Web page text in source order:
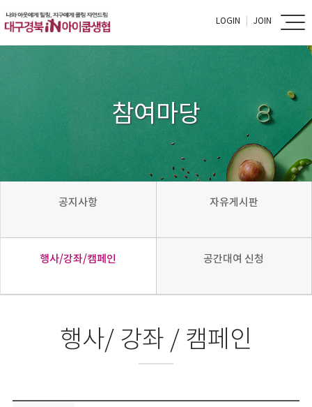
LOGIN JOIN
참여마당
공지사항 자유게시판
행사/강좌/캠페인 공간대여 신청
행사/ 강좌 / 캠페인